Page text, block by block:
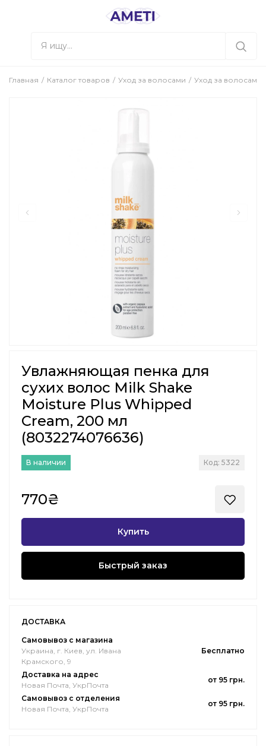
Главная Каталог товаров Уход за волосами Уход за волосами
Увлажняющая пенка для
сухих волос Milk Shake
Moisture Plus Whipped
Cream, 200 мл
(8032274076636)
В наличии Код: 5322
770₴
Купить
Быстрый заказ
ДОСТАВКА
Самовывоз с магазина
Украина, г. Киев, ул. Ивана
Крамского, 9
Бесплатно
Доставка на адрес
Новая Почта, УкрПочта
от 95 грн.
Самовывоз с отделения
Новая Почта, УкрПочта
от 95 грн.